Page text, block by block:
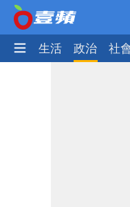
尚 生活 政治 社
案 重課俄
他揭日本